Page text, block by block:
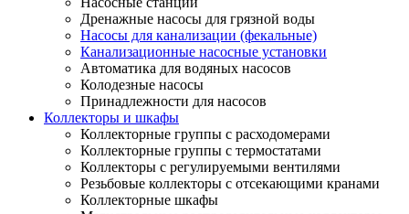
Дренажные насосы для грязной воды
Насосы для канализации (фекальные)
Канализационные насосные установки
Автоматика для водяных насосов
Колодезные насосы
Принадлежности для насосов
Коллекторы и шкафы
Коллекторные группы с расходомерами
Коллекторные группы с термостатами
Коллекторы с регулируемыми вентилями
Резьбовые коллекторы с отсекающими кранами
Коллекторные шкафы